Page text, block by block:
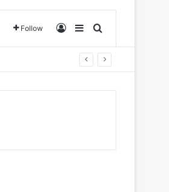
Follow Log InSidebarSearch for